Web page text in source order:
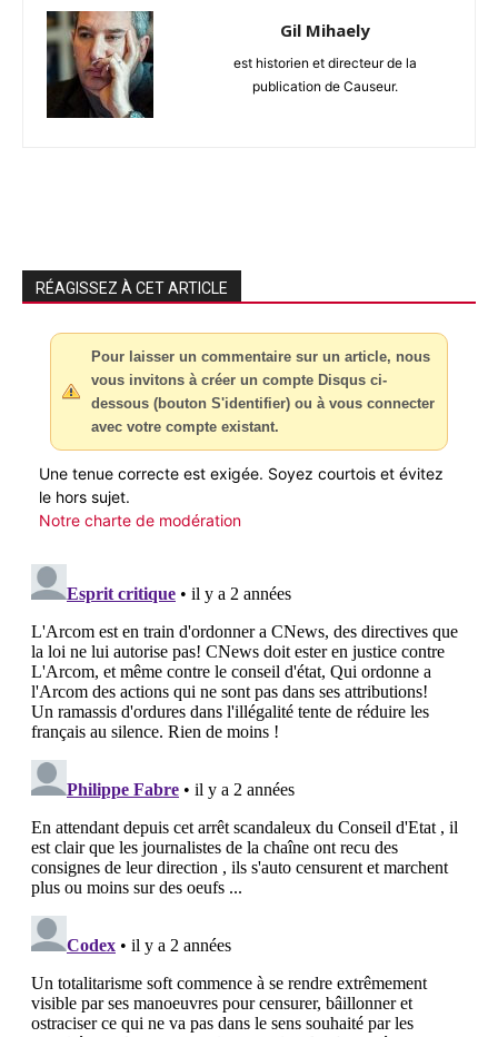
Gil Mihaely
est historien et directeur de la
publication de Causeur.
RÉAGISSEZ À CET ARTICLE
Pour laisser un commentaire sur un article, nous
vous invitons à créer un compte Disqus ci-
dessous (bouton S'identifier) ou à vous connecter
avec votre compte existant.
Une tenue correcte est exigée. Soyez courtois et évitez
le hors sujet.
Notre charte de modération